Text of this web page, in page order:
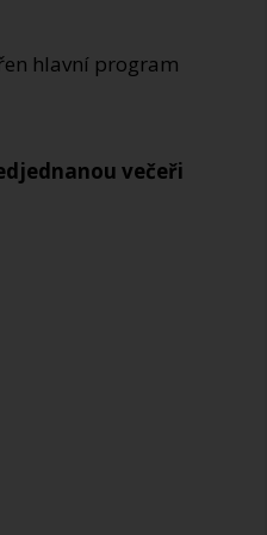
hlavní program
večeři